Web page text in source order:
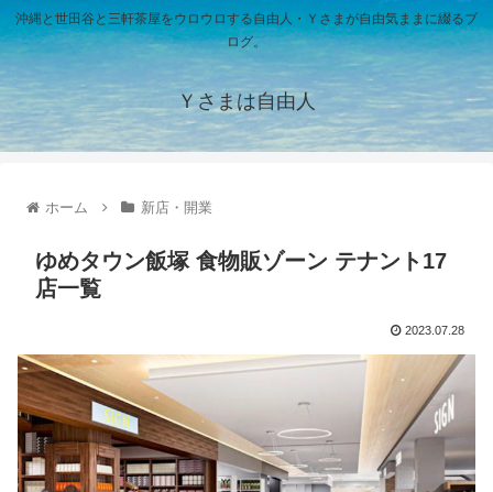
沖縄と世田谷と三軒茶屋をウロウロする自由人・Ｙさまが自由気ままに綴るブ
ログ。
Ｙさまは自由人
ホーム 新店・開業
ゆめタウン飯塚 食物販ゾーン テナント17
店一覧
2023.07.28